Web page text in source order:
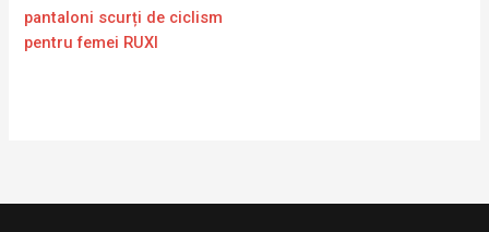
pantaloni scurți de ciclism
pentru femei RUXI